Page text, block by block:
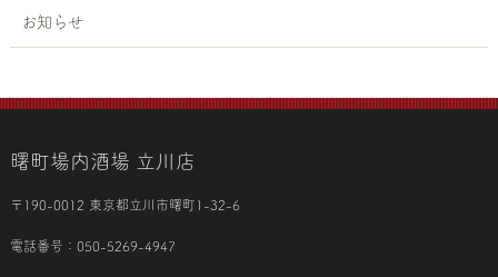
お知らせ
曙町場内酒場 立川店
〒190-0012 東京都立川市曙町1-32-6
電話番号：050-5269-4947